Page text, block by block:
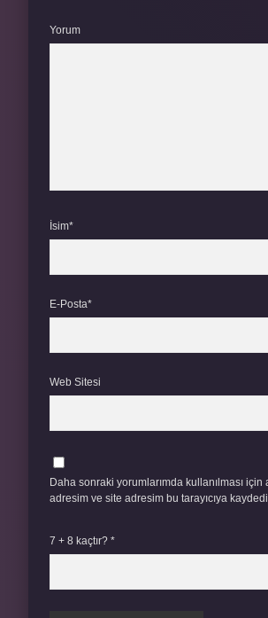
Yorum
İsim*
E-Posta*
Web Sitesi
Daha sonraki yorumlarımda kullanılması için
adresim ve site adresim bu tarayıcıya
7 + 8 kaçtır? *